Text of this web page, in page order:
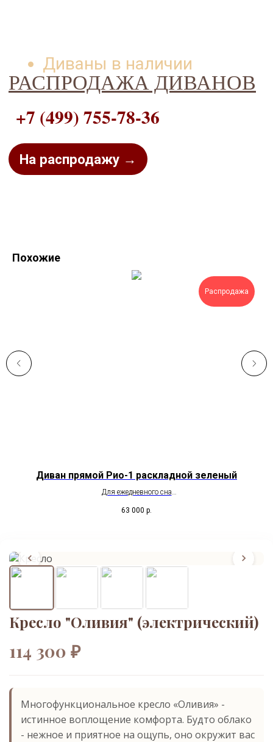
РАСПРОДАЖА ДИВАНОВ
На распродажу →
+7 (499) 755-78-36
Похожие
Распродажа
Диван прямой Рио-1 раскладной зеленый
Для ежедневного сна
63 000 р.
Кресло "Оливия" (электрический)
114 300 ₽
Многофункциональное кресло «Оливия» -
истинное воплощение комфорта. Будто облако
- нежное и приятное на ощупь, оно окружит вас